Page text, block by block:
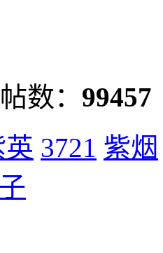
数： 99457
3721 紫烟